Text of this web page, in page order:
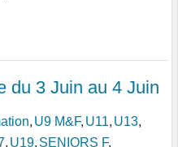
du 3 Juin au 4 Juin
U9 M&F U11 U13
U19 SENIORS F